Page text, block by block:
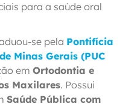
para a saúde oral
se pela Pontifícia
Minas Gerais (PUC
em Ortodontia e
Maxilares. Possui
Saúde Pública com